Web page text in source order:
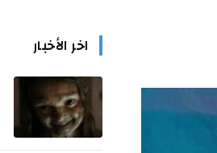
اخر الأخبار